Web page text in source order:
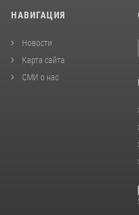
НАВИГАЦИЯ
Новости
Карта сайта
СМИ о нас